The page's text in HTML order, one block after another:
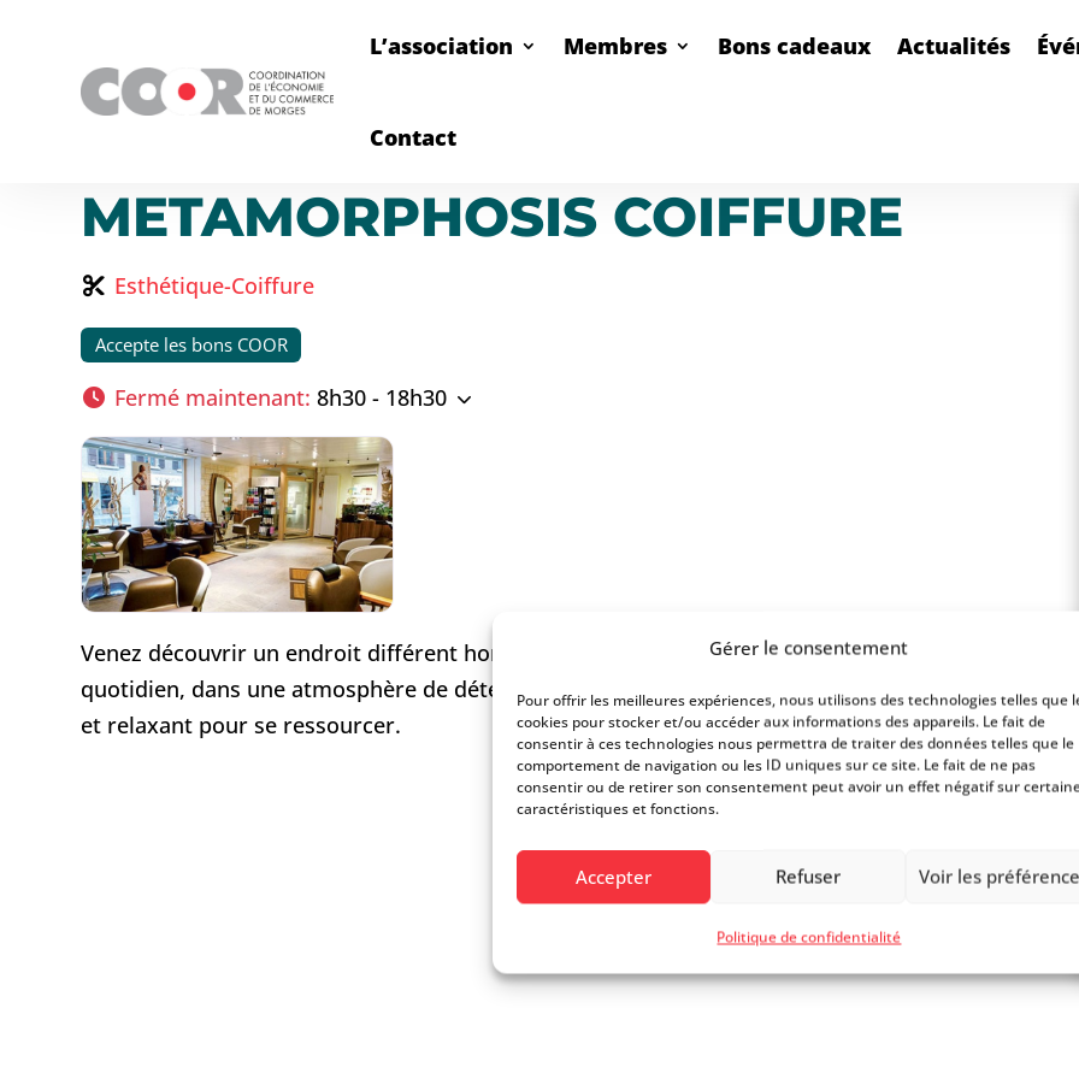
Gérer le consentement
Pour offrir les meilleures expériences, nous utilisons des technologies telles que
cookies pour stocker et/ou accéder aux informations des appareils. Le fait de
consentir à ces technologies nous permettra de traiter des données telles que le
comportement de navigation ou les ID uniques sur ce site. Le fait de ne pas
consentir ou de retirer son consentement peut avoir un effet négatif sur
caractéristiques et fonctions.
Accepter Refuser Voir les
Politique de confidentialité
L’association Membres Bons cadeaux Actualités
Contact
METAMORPHOSIS COIFFURE
Esthétique-Coiffure
Accepte les bons COOR
Fermé maintenant: 8h30 - 18h30
Venez découvrir un endroit différent hors du temps, un SPA capillaire loin du stress du
quotidien, dans une atmosphère de détente avec musique apaisante, un endroit chaleureux
et relaxant pour se ressourcer.